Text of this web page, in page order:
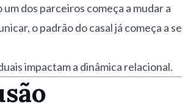
um dos parceiros começa a mudar a
o padrão do casal já começa a se
impactam a dinâmica relacional.